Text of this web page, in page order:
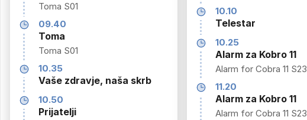
Toma S01
09.40
Toma
Toma S01
10.35
Vaše zdravje, naša skrb
10.50
Prijatelji
10.10
Telestar
10.25
Alarm za Kobro 11
Alarm for Cobra 11 S23
11.20
Alarm za Kobro 11
Alarm for Cobra 11 S23